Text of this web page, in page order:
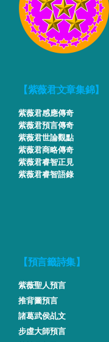
【紫薇君文章集錦】
紫薇君感應傳奇
紫薇君預言傳奇
紫薇君世論觀點
紫薇君商略傳奇
紫薇君睿智正見
紫薇君睿智語錄
【預言籤詩集】
紫薇聖人預言
推背圖預言
諸葛武侯乩文
步虛大師預言